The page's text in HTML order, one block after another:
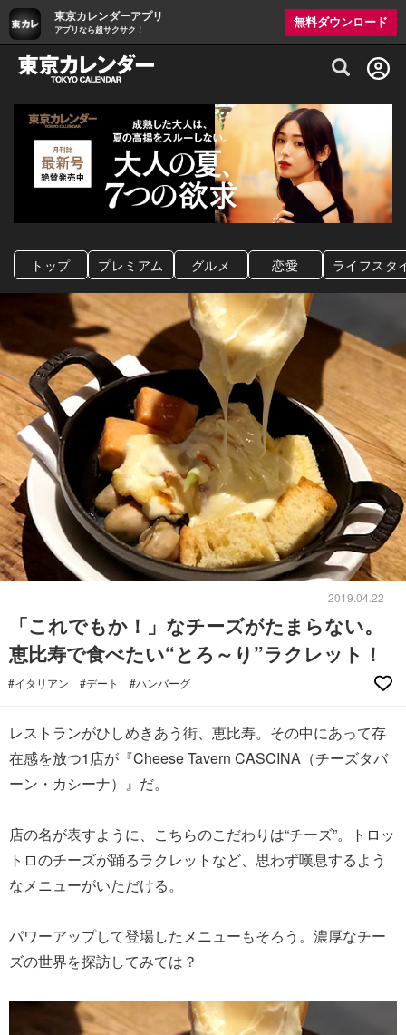
東京カレンダーアプリ
アプリなら超サクサク！
無料ダウンロード
グルメ情報・プレミアムレストラン予約
トップ プレミアム グルメ 恋愛 ライフスタ
2019.04.22
「これでもか！」なチーズがたまらない。
恵比寿で食べたい“とろ～り”ラクレット！
#イタリアン #デート #ハンバーグ
レストランがひしめきあう街、恵比寿。その中にあって存
在感を放つ1店が『Cheese Tavern CASCINA（チーズタバ
ーン・カシーナ）』だ。
店の名が表すように、こちらのこだわりは“チーズ”。トロッ
トロのチーズが踊るラクレットなど、思わず嘆息するよう
なメニューがいただける。
パワーアップして登場したメニューもそろう。濃厚なチー
ズの世界を探訪してみては？